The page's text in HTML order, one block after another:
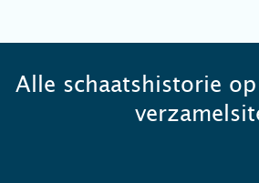
Alle schaatshistorie